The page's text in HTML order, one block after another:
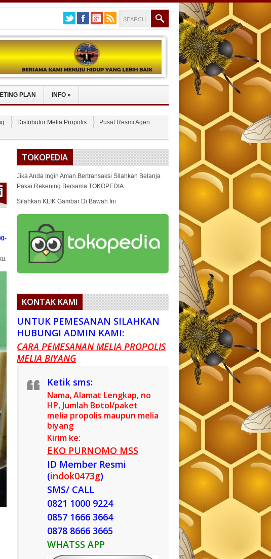
PLAN INFO »
Distributor Melia Propolis
Pusat Resmi Agen
TOKOPEDIA
Jika Anda Ingin Aman Bertransaksi Silahkan Belanja
Pakai Rekening Bersama TOKOPEDIA..
Silahkan KLIK Gambar Di Bawah Ini
KONTAK KAMI
UNTUK PEMESANAN SILAHKAN
HUBUNGI ADMIN KAMI:
CARA PEMESANAN MELIA PROPOLIS
MELIA BIYANG
Ketik sms:
Nama, Alamat Lengkap, no
HP, Jumlah Botol/paket
melia propolis maupun melia
biyang
Kirim ke:
EKO PURNOMO MSS
ID Member Resmi
(indok0473g)
SMS/ CALL
0821 1000 9224
0857 1666 3664
0878 8666 3665
WHATSS APP